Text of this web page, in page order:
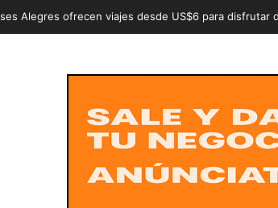
a dos adolescentes señalados de intentar